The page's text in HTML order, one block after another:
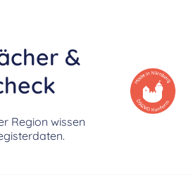
&
Region wissen